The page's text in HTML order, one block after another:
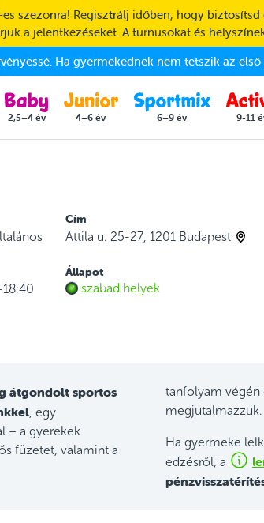
szezonra! Regisztrálj időben, hogy
a jelentkezéseket. A turnusokat és
Ha gyermekednek nem tetszik az
2,5–4 év 4–6 év 6–9 év 9-11
Cím
Attila u. 25-27, 1201 Budapest
Állapot
szabad helyek
átgondolt sportos
, egy
– a gyerekek
füzetet, valamint a
tanfolyam végén
megjutalmazzuk.
Ha gyermeke
edzésről, a